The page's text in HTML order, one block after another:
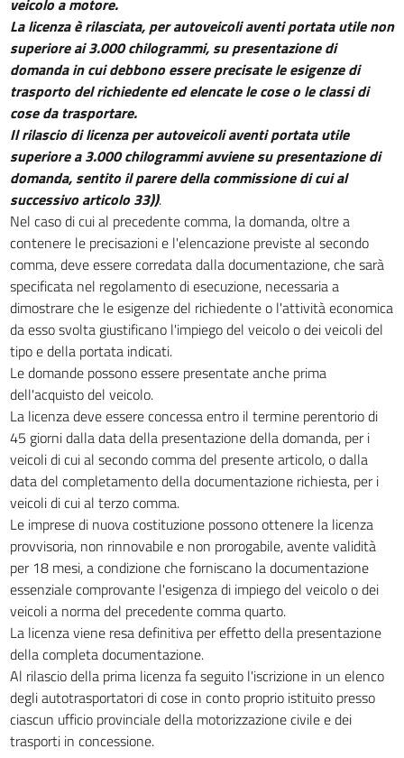
28
29
TITOLO II
DISCIPLINA DEGLI AUTOTRASPORTI DI COSE
30
Capo I
TRASPORTI IN CONTO PROPRIO
31
32
33
34
35
36
37
38
39
Capo II
TRASPORTI PER CONTO DI TERZI
40
41
42
43
Capo III
DISPOSIZIONI COMUNI
44
45
46
46 bis
46 ter
veicolo a motore.
La licenza è rilasciata, per autoveicoli aventi portata utile non
superiore ai 3.000 chilogrammi, su presentazione di
domanda in cui debbono essere precisate le esigenze di
trasporto del richiedente ed elencate le cose o le classi di
cose da trasportare.
Il rilascio di licenza per autoveicoli aventi portata utile
superiore a 3.000 chilogrammi avviene su presentazione di
domanda, sentito il parere della commissione di cui al
successivo articolo 33)).
Nel caso di cui al precedente comma, la domanda, oltre a
contenere le precisazioni e l'elencazione previste al secondo
comma, deve essere corredata dalla documentazione, che sarà
specificata nel regolamento di esecuzione, necessaria a
dimostrare che le esigenze del richiedente o l'attività economica
da esso svolta giustificano l'impiego del veicolo o dei veicoli del
tipo e della portata indicati.
Le domande possono essere presentate anche prima
dell'acquisto del veicolo.
La licenza deve essere concessa entro il termine perentorio di
45 giorni dalla data della presentazione della domanda, per i
veicoli di cui al secondo comma del presente articolo, o dalla
data del completamento della documentazione richiesta, per i
veicoli di cui al terzo comma.
Le imprese di nuova costituzione possono ottenere la licenza
provvisoria, non rinnovabile e non prorogabile, avente validità
per 18 mesi, a condizione che forniscano la documentazione
essenziale comprovante l'esigenza di impiego del veicolo o dei
veicoli a norma del precedente comma quarto.
La licenza viene resa definitiva per effetto della presentazione
della completa documentazione.
Al rilascio della prima licenza fa seguito l'iscrizione in un elenco
degli autotrasportatori di cose in conto proprio istituito presso
ciascun ufficio provinciale della motorizzazione civile e dei
trasporti in concessione.